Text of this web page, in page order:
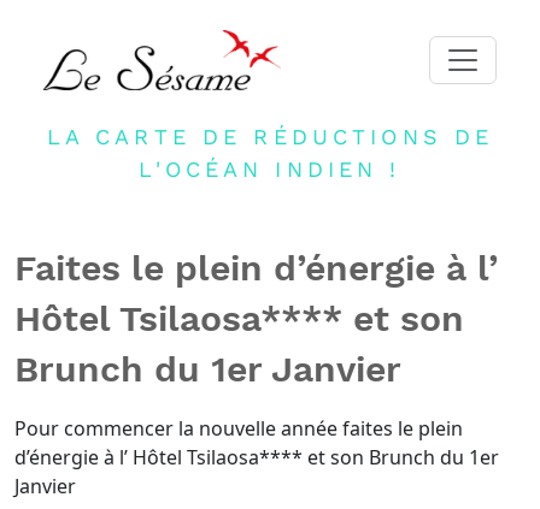
ACCUEIL
BLOG
NEWSLETTER
CONTACT
CONNEXION
LA CARTE DE RÉDUCTIONS DE
L'OCÉAN INDIEN !
Faites le plein d’énergie à l’
Hôtel Tsilaosa**** et son
Brunch du 1er Janvier
Pour commencer la nouvelle année faites le plein
d’énergie à l’ Hôtel Tsilaosa**** et son Brunch du 1er
Janvier